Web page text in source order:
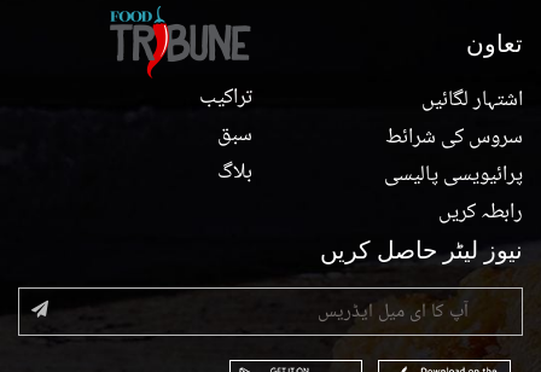
تراکیب
سبق
بلاگ
تعاون
اشتہار لگائیں
سروس کی شرائط
پرائیویسی پالیسی
رابطہ کریں
نیوز لیٹر حاصل کریں